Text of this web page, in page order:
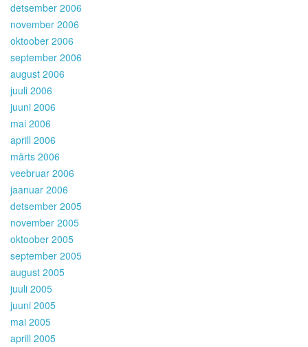
detsember 2006
november 2006
oktoober 2006
september 2006
august 2006
juuli 2006
juuni 2006
mai 2006
aprill 2006
märts 2006
veebruar 2006
jaanuar 2006
detsember 2005
november 2005
oktoober 2005
september 2005
august 2005
juuli 2005
juuni 2005
mai 2005
aprill 2005